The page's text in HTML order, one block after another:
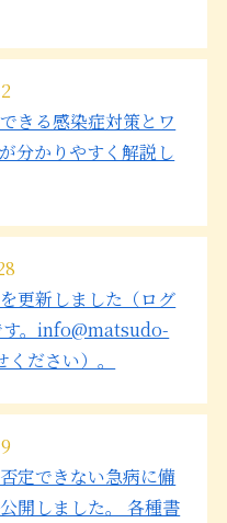
きる感染症対策とワ
分かりやすく解説し
更新しました（ログ
す。info@matsudo-
ださい）。
定できない急病に備
開しました。 各種書